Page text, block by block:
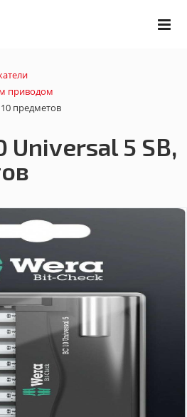
приводом
10 предметов
Universal 5 SB,